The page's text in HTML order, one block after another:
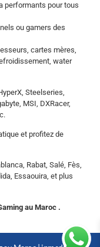
performants pour tous
ou gamers des
cartes mères,
water
Steelseries,
MSI, DXRacer,
et profitez de
Rabat, Salé, Fès,
Essaouira, et plus
au Maroc .